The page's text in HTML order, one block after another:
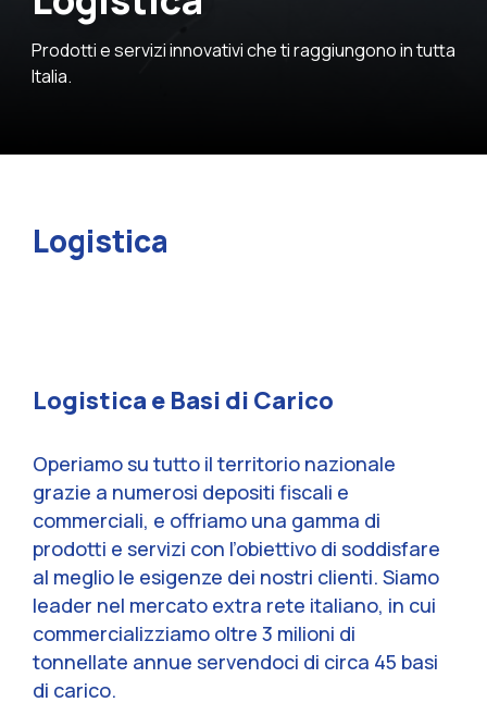
Prodotti e servizi innovativi che ti raggiungono in tutta
Italia.
Logistica
Logistica e Basi di Carico
Operiamo su tutto il territorio nazionale
grazie a numerosi depositi fiscali e
commerciali, e offriamo una gamma di
prodotti e servizi con l’obiettivo di soddisfare
al meglio le esigenze dei nostri clienti. Siamo
leader nel mercato extra rete italiano, in cui
commercializziamo oltre 3 milioni di
tonnellate annue servendoci di circa 45 basi
di carico.